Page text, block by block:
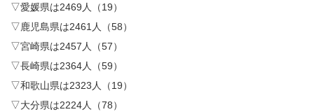
▽愛媛県は2469人（19）
▽鹿児島県は2461人（58）
▽宮崎県は2457人（57）
▽長崎県は2364人（59）
▽和歌山県は2323人（19）
▽大分県は2224人（78）